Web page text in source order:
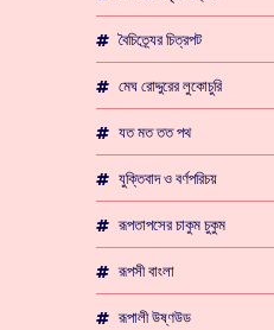
বৈচিত্র্যের চিত্রপট
মেঘ রোদ্দুরের লুকোচুরি
যত মত তত পথ
যুক্তিবাদ ও বর্ণপরিচয়
রূপতাপসের চাকুম চুকুম
রূপসী বাংলা
রূপালী উষ্ণউড